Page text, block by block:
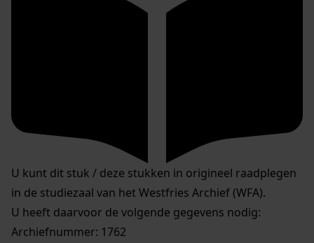
U kunt dit stuk / deze stukken in origineel raadplegen
in de studiezaal van het Westfries Archief (WFA).
U heeft daarvoor de volgende gegevens nodig:
Archiefnummer: 1762